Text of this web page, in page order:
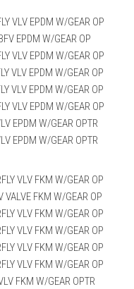
VLV EPDM W/GEAR OP
EPDM W/GEAR OP
VLV EPDM W/GEAR OP
VLV EPDM W/GEAR OP
VLV EPDM W/GEAR OP
VLV EPDM W/GEAR OP
EPDM W/GEAR OPTR
EPDM W/GEAR OPTR
VLV FKM W/GEAR OP
FKM W/GEAR OP
VLV FKM W/GEAR OP
VLV FKM W/GEAR OP
VLV FKM W/GEAR OP
VLV FKM W/GEAR OP
FKM W/GEAR OPTR